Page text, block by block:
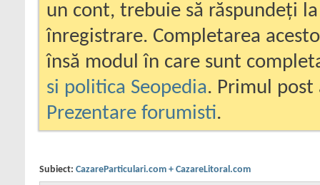
un cont, trebuie să răspundeți
înregistrare. Completarea
însă modul în care sunt
si politica Seopedia. Primul
Prezentare forumisti.
Subiect: CazareParticulari.com + CazareLitoral.com